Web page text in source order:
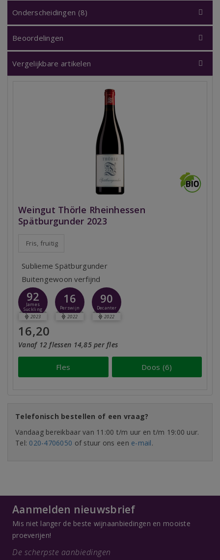
Onderscheidingen (8)
Beoordelingen
Vergelijkbare artikelen
Weingut Thörle Rheinhessen
Spätburgunder 2023
Fris, fruitig
Sublieme Spätburgunder
Buitengewoon verfijnd
92
James
Suckling
2023
16
Perswijn
2022
90
Decanter
2022
16,20
Vanaf 12 flessen 14,85 per fles
Fles Doos (6)
Telefonisch bestellen of een vraag?
Vandaag bereikbaar van 11:00 t/m uur en t/m 19:00 uur.
Tel: 020-4706050 of stuur ons een e-mail.
Aanmelden nieuwsbrief
Mis niet langer de beste wijnaanbiedingen en mooiste
proeverijen!
De scherpste aanbiedingen